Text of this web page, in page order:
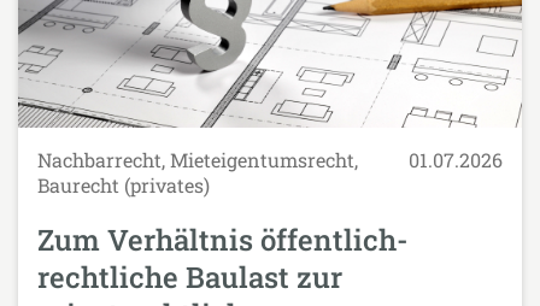
Nachbarrecht, Mieteigentumsrecht,
Baurecht (privates)
01.07.2026
Zum Verhältnis öffentlich-
rechtliche Baulast zur